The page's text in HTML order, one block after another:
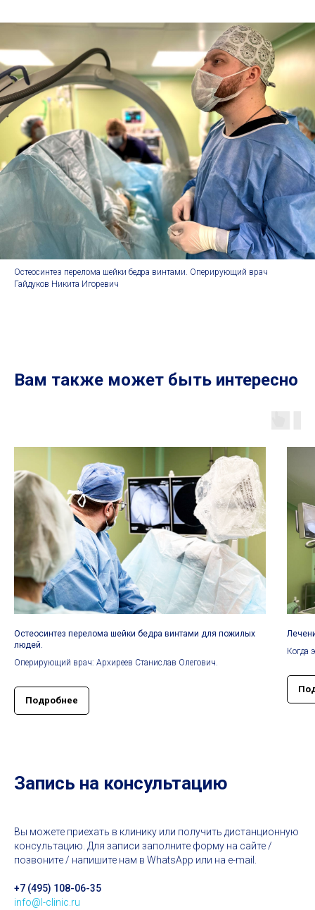
Остеосинтез перелома шейки бедра винтами. Оперирующий врач
Гайдуков Никита Игоревич
Вам также может быть интересно
Остеосинтез перелома шейки бедра винтами для пожилых
людей.
Оперирующий врач: Архиреев Станислав Олегович.
Подробнее
Когда
Запись на консультацию
Вы можете приехать в клинику или получить дистанционную
консультацию. Для записи заполните форму на сайте /
позвоните / напишите нам в WhatsApp или на e-mail.
+7 (495) 108-06-35
info@l-clinic.ru